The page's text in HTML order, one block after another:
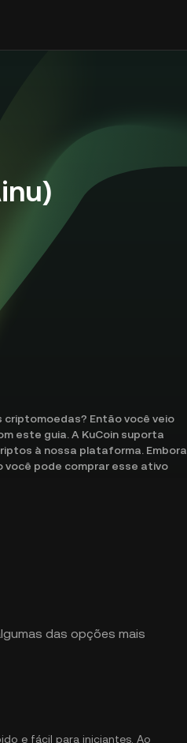
criptomoedas? Então você veio
este guia. A KuCoin suporta
à nossa plataforma. Embora
você pode comprar esse ativo
das opções mais
e fácil para iniciantes. Ao